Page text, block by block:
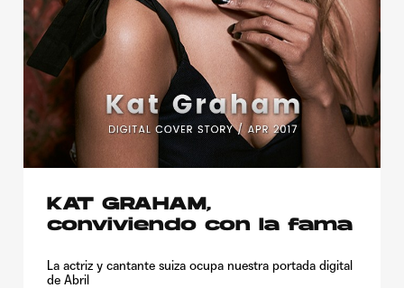
KAT GRAHAM,
conviviendo con la fama
La actriz y cantante suiza ocupa nuestra portada digital
de Abril